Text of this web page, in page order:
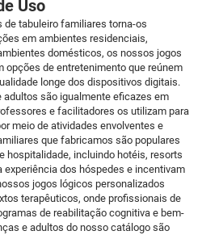
Uso
tabuleiro familiares torna-os
em ambientes residenciais,
domésticos, os nossos jogos
opções de entretenimento que reúnem
longe dos dispositivos digitais.
são igualmente eficazes em
e facilitadores os utilizam para
meio de atividades envolventes e
que fabricamos são populares
hospitalidade, incluindo hotéis, resorts
experiência dos hóspedes e incentivam
jogos lógicos personalizados
terapêuticos, onde profissionais de
de reabilitação cognitiva e bem-
e adultos do nosso catálogo são